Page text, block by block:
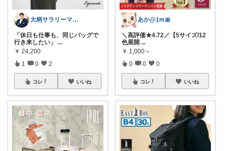
大柄サラリーマンの装い部屋
「休日も仕事も、同じバッグで
行き来したい」
...
￥ 24,200
1 0 2
コレ いいね
あか@1m🎀
＼高評価★4.72／【5サイズ/12
色展開 ...
￥ 1,000～
0 0 0
コレ いいね